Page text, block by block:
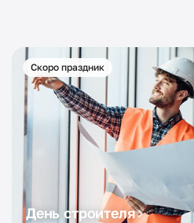
Скоро праздник
День строителя